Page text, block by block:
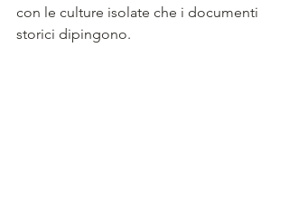
con le culture isolate che i documenti
storici dipingono.